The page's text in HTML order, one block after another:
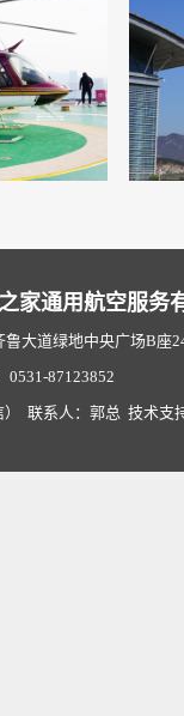
家通用航空服务
鲁大道绿地中央广场B座
0531-87123852
） 联系人：郭总 技术支